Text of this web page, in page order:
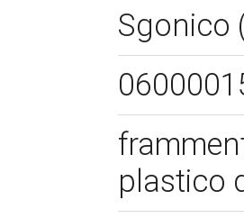
Sgonico
plastico